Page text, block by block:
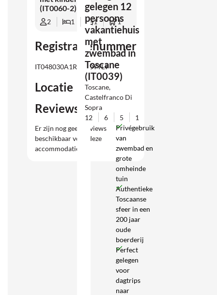
(IT0060-2)
2 1 1 1
Registratienummer
IT048030A1RWROYTL9
Locatie
Reviews
Er zijn nog geen reviews
beschikbaar voor deze
accommodatie.
gelegen 12
persoons
vakantiehuis
met
zwembad in
Toscane
(IT0039)
Toscane,
Castelfranco Di
Sopra
12
6 5
1
Privégebruik
van
zwembad en
grote
omheinde
tuin
Authentieke
Toscaanse
sfeer in een
200 jaar
oude
boerderij
Perfect
gelegen
voor
dagtrips
naar